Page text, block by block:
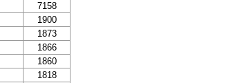
7158
1900
1873
1866
1860
1818